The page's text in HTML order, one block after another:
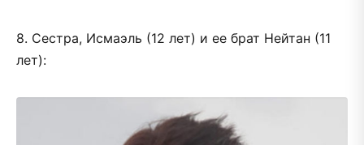
8. Сестра, Исмаэль (12 лет) и ее брат Нейтан (11
лет):